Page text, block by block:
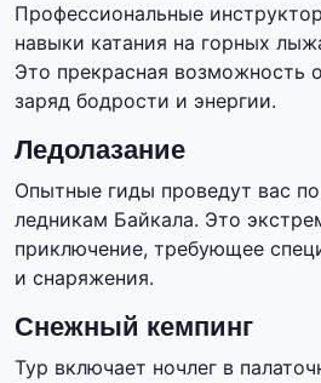
Профессиональные
навыки катания на горных
Это прекрасная возможность
заряд бодрости и энергии.
Ледолазание
Опытные гиды проведут вас
ледникам Байкала. Это
приключение, требующее
и снаряжения.
Снежный кемпинг
Тур включает ночлег в